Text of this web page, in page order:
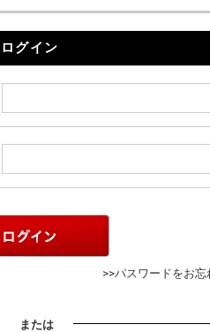
ログイン
>>パスワードをお忘
または